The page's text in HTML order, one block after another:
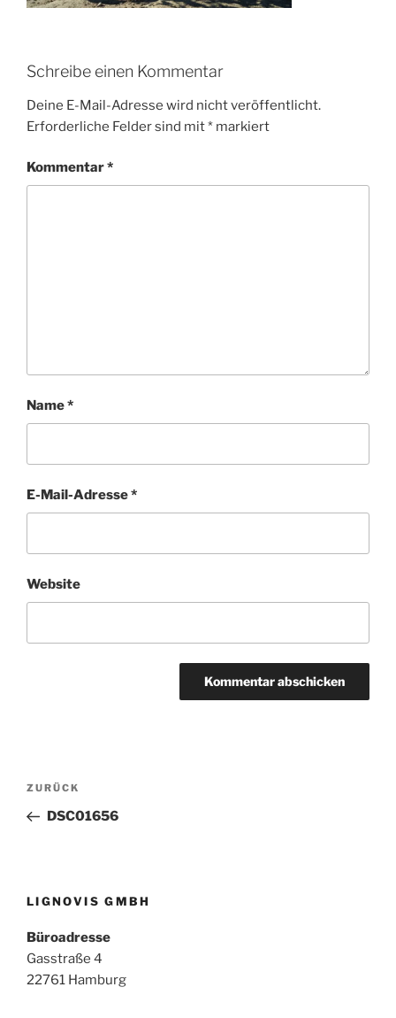
Schreibe einen Kommentar
Deine E-Mail-Adresse wird nicht veröffentlicht.
Erforderliche Felder sind mit* markiert
Kommentar*
Name*
E-Mail-Adresse*
Website
Beitragsnavigation
Vorheriger
Beitrag
ZURÜCK
DSC01656
LIGNOVIS GMBH
Büroadresse
Gasstraße 4
22761 Hamburg